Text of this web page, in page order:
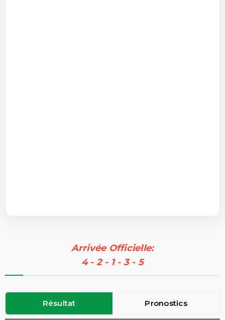
Arrivée Officielle:
4 - 2 - 1 - 3 - 5
Résultat Pronostics